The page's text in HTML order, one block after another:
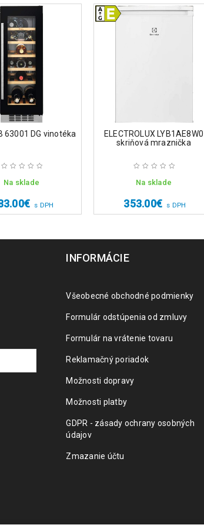
63001 DG vinotéka
Na sklade
€ s DPH
ELECTROLUX LYB1AE8W0
skriňová mraznička
Na sklade
353.00€ s DPH
INFORMÁCIE
Všeobecné obchodné podmienky
Formulár odstúpenia od zmluvy
Formulár na vrátenie tovaru
Reklamačný poriadok
Možnosti dopravy
Možnosti platby
GDPR - zásady ochrany osobných
údajov
Zmazanie účtu